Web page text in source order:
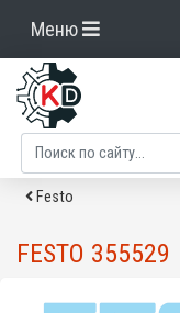
Меню
Festo
FESTO 355529